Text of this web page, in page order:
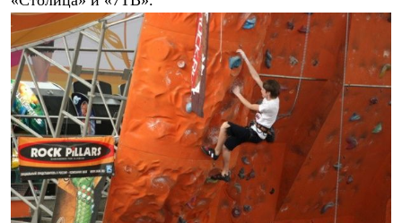
Брюки
Детская одежда
Утепленная пухом
Комбинезоны
Куртки
Брюки
Утепленная синтетикой
Комбинезоны
Куртки
Брюки
Лёгкая одежда
Футболки
Толстовки